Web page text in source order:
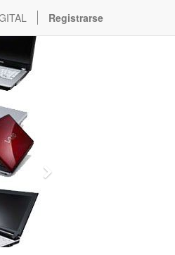
Registrarse